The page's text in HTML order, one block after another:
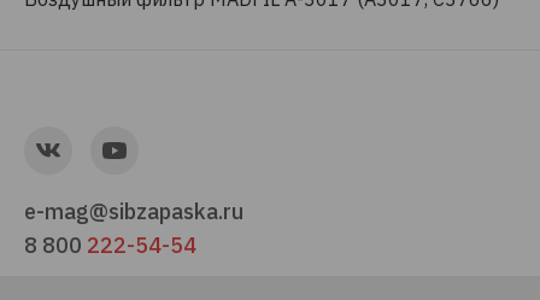
e-mag@sibzapaska.ru
8 800 222-54-54